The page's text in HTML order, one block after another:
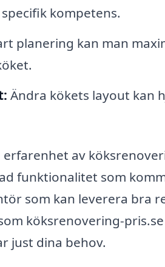
kompetens.
planering kan man
Ändra kökets layout kan
av
funktionalitet som
som kan leverera bra
köksrenovering-
just dina behov.